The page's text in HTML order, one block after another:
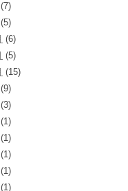
(7)
(5)
(6)
(5)
(15)
(9)
(3)
(1)
(1)
(1)
(1)
(1)